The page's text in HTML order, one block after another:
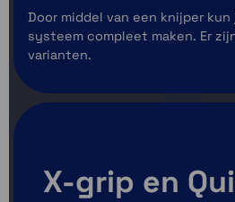
Door middel van een knijper
systeem compleet maken. Er
varianten.
X-grip en